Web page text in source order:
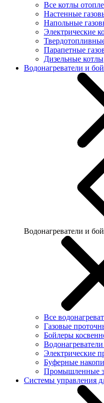
Все котлы
Настенные
Напольные
Электрические
Парапетные
Дизельные котлы
Водонагреватели и
Водонагреватели и
Все
Газовые
Бойлеры
Электрические
Буферные
Промышленные
Системы управления